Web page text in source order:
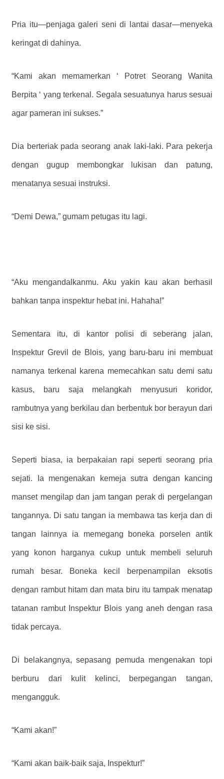
Pria itu—penjaga galeri seni di lantai dasar—menyeka
keringat di dahinya.
“Kami akan memamerkan ‘ Potret Seorang Wanita
Berpita ‘ yang terkenal. Segala sesuatunya harus sesuai
agar pameran ini sukses.”
Dia berteriak pada seorang anak laki-laki. Para pekerja
dengan gugup membongkar lukisan dan patung,
menatanya sesuai instruksi.
“Demi Dewa,” gumam petugas itu lagi.
“Aku mengandalkanmu. Aku yakin kau akan berhasil
bahkan tanpa inspektur hebat ini. Hahaha!”
Sementara itu, di kantor polisi di seberang jalan,
Inspektur Grevil de Blois, yang baru-baru ini membuat
namanya terkenal karena memecahkan satu demi satu
kasus, baru saja melangkah menyusuri koridor,
rambutnya yang berkilau dan berbentuk bor berayun dari
sisi ke sisi.
Seperti biasa, ia berpakaian rapi seperti seorang pria
sejati. Ia mengenakan kemeja sutra dengan kancing
manset mengilap dan jam tangan perak di pergelangan
tangannya. Di satu tangan ia membawa tas kerja dan di
tangan lainnya ia memegang boneka porselen antik
yang konon harganya cukup untuk membeli seluruh
rumah besar. Boneka kecil berpenampilan eksotis
dengan rambut hitam dan mata biru itu tampak menatap
tatanan rambut Inspektur Blois yang aneh dengan rasa
tidak percaya.
Di belakangnya, sepasang pemuda mengenakan topi
berburu dari kulit kelinci, berpegangan tangan,
mengangguk.
“Kami akan!”
“Kami akan baik-baik saja, Inspektur!”